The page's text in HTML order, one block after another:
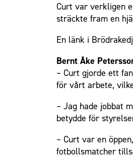
Curt var verkligen
sträckte fram en
En länk i
Bernt Åke
– Curt gjorde ett
för vårt arbete,
– Jag hade jobbat
betydde för
– Curt var en
fotbollsmatcher